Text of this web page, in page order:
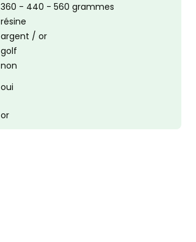
360 - 440 - 560 grammes
résine
argent / or
golf
non
oui
or